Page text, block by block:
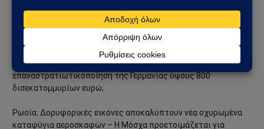
ΗΠΑ – Ιράν: Νέος γύρος αμερικανικών βομβαρδισμών μετά την
ιρανική πυραυλική επίθεση – Η Μέση Ανατολή εισέρχεται σε
ακόμη πιο επικίνδυνη φάση
Ανάλυση Andrew Korybko: Τι οδηγεί την προγραμματισμένη
επαναστρατιωτικοποίηση της Γερμανίας ύψους 800
δισεκατομμυρίων ευρώ;
Ρωσία: Δορυφορικές εικόνες αποκαλύπτουν νέα οχυρωμένα
καταφύγια αεροσκαφών – Η Μόσχα προετοιμάζεται για